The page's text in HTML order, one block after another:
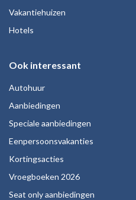
Vakantiehuizen
Hotels
Ook interessant
Autohuur
Aanbiedingen
Speciale aanbiedingen
Eenpersoonsvakanties
Kortingsacties
Vroegboeken 2026
Seat only aanbiedingen